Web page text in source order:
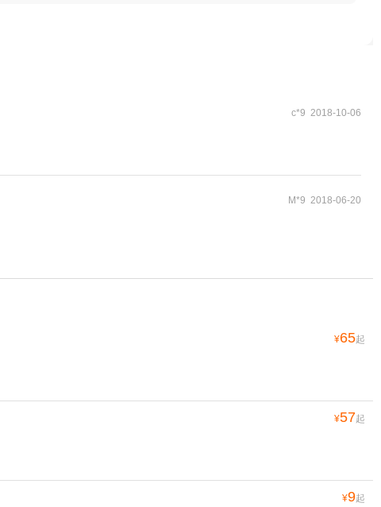
c*9 2018-10-06
M*9 2018-06-20
¥65起
¥57起
¥9起